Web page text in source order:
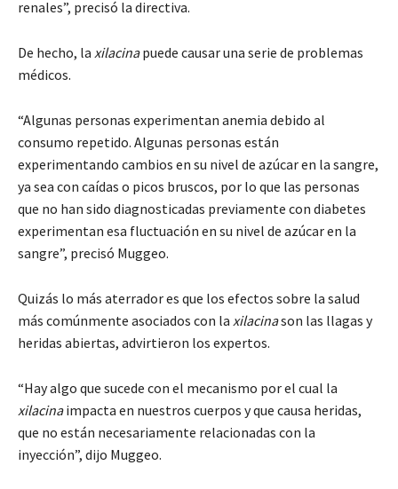
renales”, precisó la directiva.
De hecho, la xilacinapuede causar una serie de problemas
médicos.
“Algunas personas experimentan anemia debido al
consumo repetido. Algunas personas están
experimentando cambios en su nivel de azúcar en la sangre,
ya sea con caídas o picos bruscos, por lo que las personas
que no han sido diagnosticadas previamente con diabetes
experimentan esa fluctuación en su nivel de azúcar en la
sangre”, precisó Muggeo.
Quizás lo más aterrador es que los efectos sobre la salud
más comúnmente asociados con la xilacinason las llagas y
heridas abiertas, advirtieron los expertos.
“Hay algo que sucede con el mecanismo por el cual la
xilacinaimpacta en nuestros cuerpos y que causa heridas,
que no están necesariamente relacionadas con la
inyección”, dijo Muggeo.